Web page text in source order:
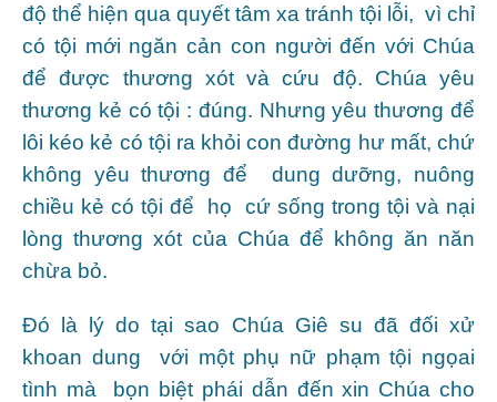
độ thể hiện qua quyết tâm xa tránh tội lỗi, vì chỉ
có tội mới ngăn cản con người đến với Chúa
để được thương xót và cứu độ. Chúa yêu
thương kẻ có tội : đúng. Nhưng yêu thương để
lôi kéo kẻ có tội ra khỏi con đường hư mất, chứ
không yêu thương để dung dưỡng, nuông
chiều kẻ có tội để họ cứ sống trong tội và nại
lòng thương xót của Chúa để không ăn năn
chừa bỏ.
Đó là lý do tại sao Chúa Giê su đã đối xử
khoan dung với một phụ nữ phạm tội ngọai
tình mà bọn biệt phái dẫn đến xin Chúa cho